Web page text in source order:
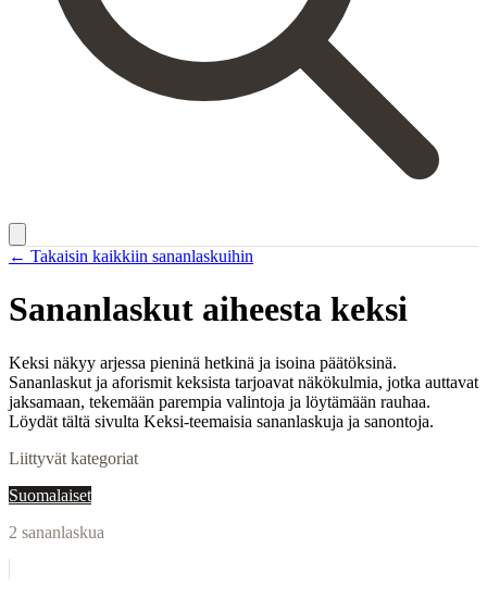
← Takaisin kaikkiin sananlaskuihin
Sananlaskut aiheesta keksi
Keksi näkyy arjessa pieninä hetkinä ja isoina päätöksinä.
Sananlaskut ja aforismit keksista tarjoavat näkökulmia, jotka auttavat
jaksamaan, tekemään parempia valintoja ja löytämään rauhaa.
Löydät tältä sivulta Keksi-teemaisia sananlaskuja ja sanontoja.
Liittyvät kategoriat
Suomalaiset
2 sananlaskua